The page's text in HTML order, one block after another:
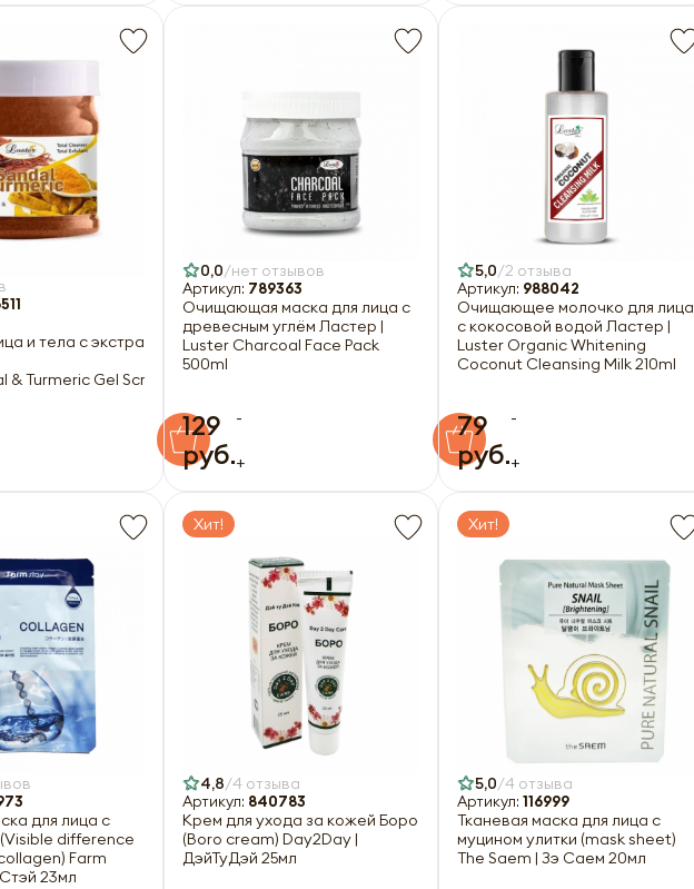
и тела с экстрактами сандала и куркумы
& Turmeric Gel Scrub 540g
0,0 нет отзывов
Артикул: 789363
Очищающая маска для лица с
древесным углём Ластер |
Luster Charcoal Face Pack
500ml
129
руб.
-
+
5,0 2 отзыва
Артикул: 988042
Очищающее молочко для лица
с кокосовой водой Ластер |
Luster Organic Whitening
Coconut Cleansing Milk 210ml
79
руб.
-
+
для лица с
difference
Farm
23мл
Хит!
4,8 4 отзыва
Артикул: 840783
Крем для ухода за кожей Боро
(Boro cream) Day2Day |
ДэйТуДэй 25мл
Хит!
5,0 4 отзыва
Артикул: 116999
Тканевая маска для лица с
муцином улитки (mask sheet)
The Saem | Зэ Саем 20мл